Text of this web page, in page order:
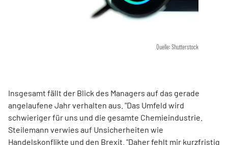
Quelle: Shutterstock
Insgesamt fällt der Blick des Managers auf das gerade
angelaufene Jahr verhalten aus. "Das Umfeld wird
schwieriger für uns und die gesamte Chemieindustrie.
Steilemann verwies auf Unsicherheiten wie
Handelskonflikte und den Brexit. "Daher fehlt mir kurzfristig